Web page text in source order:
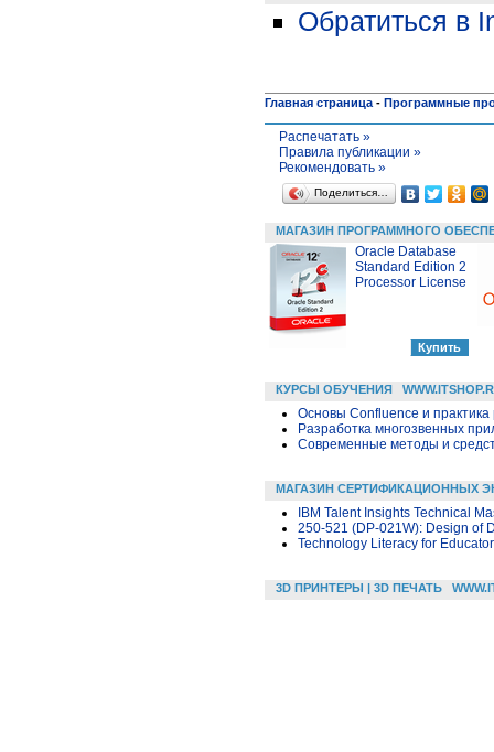
Обратиться в
Главная страница - Программные
Распечатать »
Правила публикации »
Рекомендовать »
Поделиться…
МАГАЗИН ПРОГРАММНОГО
Oracle Database
Standard Edition 2
Processor License
КУРСЫ ОБУЧЕНИЯ
Основы Confluence и
Разработка многозвенных
Современные методы и
МАГАЗИН СЕРТИФИКАЦИОННЫХ
IBM Talent Insights Technical
250-521 (DP-021W): Design of
Technology Literacy for
3D ПРИНТЕРЫ | 3D ПЕЧАТЬ